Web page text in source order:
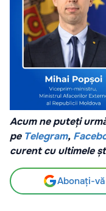
Acum ne puteți
pe Telegram,
curent cu ultimele
Abonați-